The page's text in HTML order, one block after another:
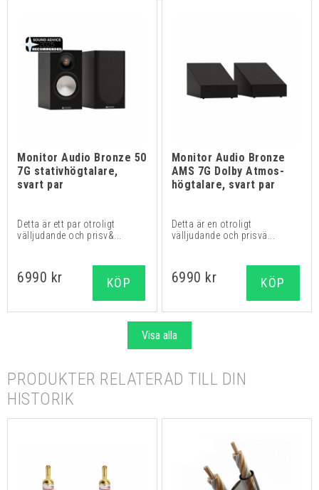
Monitor Audio Bronze 50
7G stativhögtalare,
svart par
Detta är ett par otroligt
välljudande och prisv&...
6990 kr KÖP
Monitor Audio Bronze
AMS 7G Dolby Atmos-
högtalare, svart par
Detta är en otroligt
välljudande och prisvä...
6990 kr KÖP
Visa alla
PRODUKTER RELATERAD TILL DIN
HISTORIK